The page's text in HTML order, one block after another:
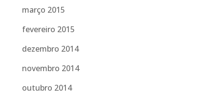
março 2015
fevereiro 2015
dezembro 2014
novembro 2014
outubro 2014